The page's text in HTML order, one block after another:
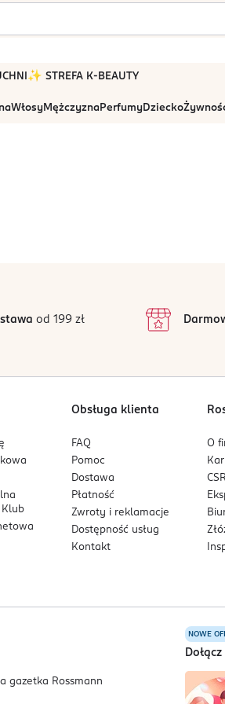
✨ STREFA K-BEAUTY
WłosyMężczyznaPerfumyDziecko
od 199 zł
Klub
Obsługa klienta
FAQ
Pomoc
Dostawa
Płatność
Zwroty i reklamacje
Dostępność usług
Kontakt
O
CSR
NOWE